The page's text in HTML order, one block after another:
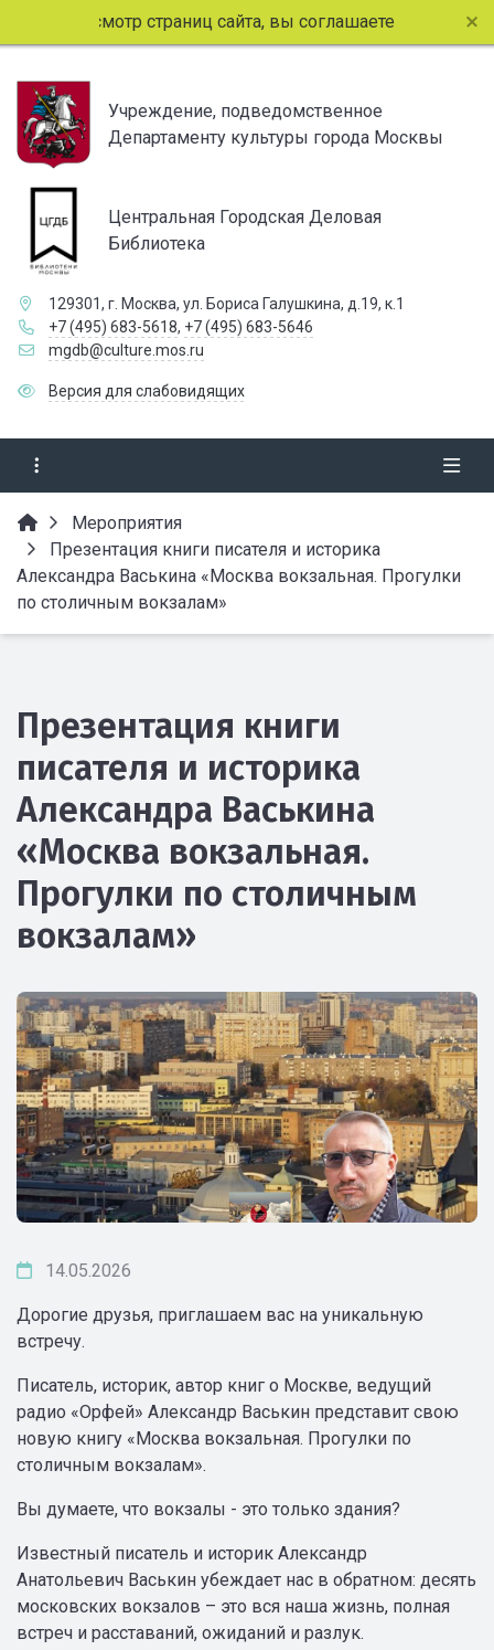
просмотр страниц сайта, вы соглашаетесь с
Учреждение, подведомственное
Департаменту культуры города Москвы
Центральная Городская Деловая
Библиотека
129301, г. Москва, ул. Бориса Галушкина, д.19, к.1
+7 (495) 683-5618, +7 (495) 683-5646
mgdb@culture.mos.ru
Версия для слабовидящих
Мероприятия
Презентация книги писателя и историка
Александра Васькина «Москва вокзальная. Прогулки
по столичным вокзалам»
Презентация книги
писателя и историка
Александра Васькина
«Москва вокзальная.
Прогулки по столичным
вокзалам»
14.05.2026
Дорогие друзья, приглашаем вас на уникальную
встречу.
Писатель, историк, автор книг о Москве, ведущий
радио «Орфей» Александр Васькин представит свою
новую книгу «Москва вокзальная. Прогулки по
столичным вокзалам».
Вы думаете, что вокзалы - это только здания?
Известный писатель и историк Александр
Анатольевич Васькин убеждает нас в обратном: десять
московских вокзалов – это вся наша жизнь, полная
встреч и расставаний, ожиданий и разлук.